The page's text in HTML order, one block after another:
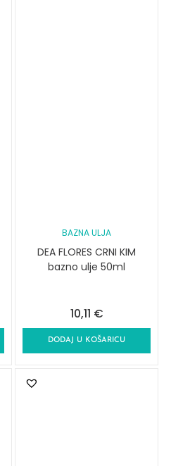
BAZNA ULJA
DEA FLORES CRNI KIM
bazno ulje 50ml
10,11 €
DODAJ U KOŠARICU